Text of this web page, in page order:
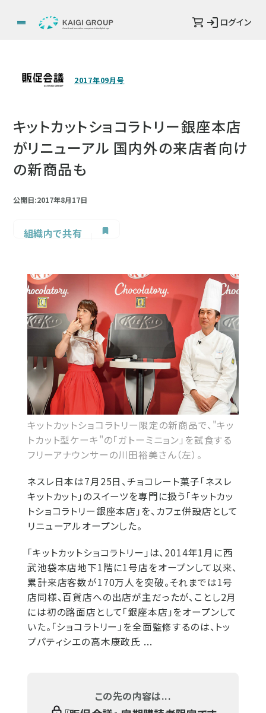
ログイン
2017年09月号
キットカットショコラトリー銀座本店
がリニューアル 国内外の来店者向け
の新商品も
公開日:2017年8月17日
組織内で共有
キットカットショコラトリー限定の新商品で、"キッ
トカット型ケーキ"の「ガトーミニョン」を試食する
フリーアナウンサーの川田裕美さん（左）。
ネスレ日本は7月25日、チョコレート菓子「ネスレ
キットカット」のスイーツを専門に扱う「キットカッ
トショコラトリー銀座本店」を、カフェ併設店として
リニューアルオープンした。
「キットカットショコラトリー」は、2014年1月に西
武池袋本店地下1階に1号店をオープンして以来、
累計来店客数が170万人を突破。それまでは1号
店同様、百貨店への出店が主だったが、ことし2月
には初の路面店として「銀座本店」をオープンして
いた。「ショコラトリー」を全面監修するのは、トッ
プパティシエの高木康政氏 ...
この先の内容は...